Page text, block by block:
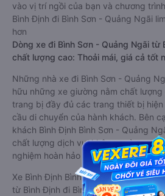
vào vị trí ngồi của bạn và chương
Bình Định đi Bình Sơn - Quảng Ngãi
hơn
Dòng xe đi Bình Sơn - Quảng Ngãi từ
chất lượng cao: Thoải mái, giá cả tốt
Những nhà xe đi Bình Sơn - Quảng
hữu những xe giường nằm chất
trang bị đầy đủ các trang thiết bị
cầu di chuyển của hành khách. Bên
khách Bình Định Bình Sơn - Quảng
chất lượng dịch vụ, không ngừng cải
nghiệm hoàn hảo cho hành khách.
Xe Bình Định Bình Sơn - Quảng Ngãi
từ Bình Định đi Bình Sơn - Quảng